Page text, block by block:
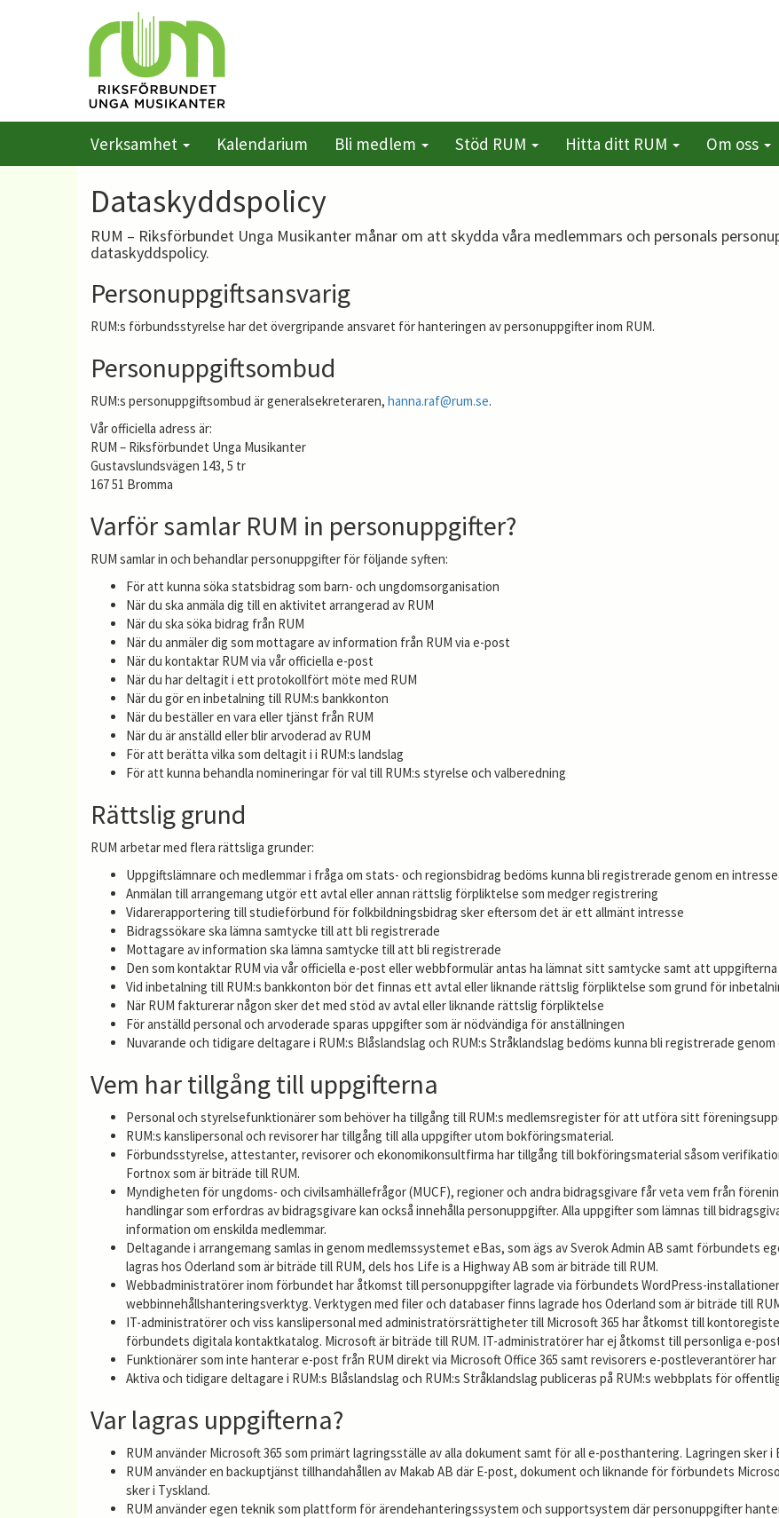
Verksamhet Kalendarium Bli medlem Stöd RUM Hitta ditt RUM Om oss
Dataskyddspolicy
RUM – Riksförbundet Unga Musikanter månar om att skydda våra medlemmars och personals
dataskyddspolicy.
Personuppgiftsansvarig
RUM:s förbundsstyrelse har det övergripande ansvaret för hanteringen av personuppgifter inom RUM.
Personuppgiftsombud
RUM:s personuppgiftsombud är generalsekreteraren, hanna.raf@rum.se.
Vår officiella adress är:
RUM – Riksförbundet Unga Musikanter
Gustavslundsvägen 143, 5 tr
167 51 Bromma
Varför samlar RUM in personuppgifter?
RUM samlar in och behandlar personuppgifter för följande syften:
För att kunna söka statsbidrag som barn- och ungdomsorganisation
När du ska anmäla dig till en aktivitet arrangerad av RUM
När du ska söka bidrag från RUM
När du anmäler dig som mottagare av information från RUM via e-post
När du kontaktar RUM via vår officiella e-post
När du har deltagit i ett protokollfört möte med RUM
När du gör en inbetalning till RUM:s bankkonton
När du beställer en vara eller tjänst från RUM
När du är anställd eller blir arvoderad av RUM
För att berätta vilka som deltagit i i RUM:s landslag
För att kunna behandla nomineringar för val till RUM:s styrelse och valberedning
Rättslig grund
RUM arbetar med flera rättsliga grunder:
Uppgiftslämnare och medlemmar i fråga om stats- och regionsbidrag bedöms kunna bli registrerade genom en
Anmälan till arrangemang utgör ett avtal eller annan rättslig förpliktelse som medger registrering
Vidarerapportering till studieförbund för folkbildningsbidrag sker eftersom det är ett allmänt intresse
Bidragssökare ska lämna samtycke till att bli registrerade
Mottagare av information ska lämna samtycke till att bli registrerade
Den som kontaktar RUM via vår officiella e-post eller webbformulär antas ha lämnat sitt samtycke samt att
Vid inbetalning till RUM:s bankkonton bör det finnas ett avtal eller liknande rättslig förpliktelse som grund för
När RUM fakturerar någon sker det med stöd av avtal eller liknande rättslig förpliktelse
För anställd personal och arvoderade sparas uppgifter som är nödvändiga för anställningen
Nuvarande och tidigare deltagare i RUM:s Blåslandslag och RUM:s Stråklandslag bedöms kunna bli registrerade
Vem har tillgång till uppgifterna
Personal och styrelsefunktionärer som behöver ha tillgång till RUM:s medlemsregister för att utföra sitt
RUM:s kanslipersonal och revisorer har tillgång till alla uppgifter utom bokföringsmaterial.
Förbundsstyrelse, attestanter, revisorer och ekonomikonsultfirma har tillgång till bokföringsmaterial såsom
Fortnox som är biträde till RUM.
Myndigheten för ungdoms- och civilsamhällefrågor (MUCF), regioner och andra bidragsgivare får veta vem från
handlingar som erfordras av bidragsgivare kan också innehålla personuppgifter. Alla uppgifter som lämnas till
information om enskilda medlemmar.
Deltagande i arrangemang samlas in genom medlemssystemet eBas, som ägs av Sverok Admin AB samt förbundets
lagras hos Oderland som är biträde till RUM, dels hos Life is a Highway AB som är biträde till RUM.
Webbadministratörer inom förbundet har åtkomst till personuppgifter lagrade via förbundets WordPress-
webbinnehållshanteringsverktyg. Verktygen med filer och databaser finns lagrade hos Oderland som är biträde till
IT-administratörer och viss kanslipersonal med administratörsrättigheter till Microsoft 365 har åtkomst till
förbundets digitala kontaktkatalog. Microsoft är biträde till RUM. IT-administratörer har ej åtkomst till personliga e-
Funktionärer som inte hanterar e-post från RUM direkt via Microsoft Office 365 samt revisorers e-postleverantörer
Aktiva och tidigare deltagare i RUM:s Blåslandslag och RUM:s Stråklandslag publiceras på RUM:s webbplats för
Var lagras uppgifterna?
RUM använder Microsoft 365 som primärt lagringsställe av alla dokument samt för all e-posthantering. Lagringen sker i
RUM använder en backuptjänst tillhandahållen av Makab AB där E-post, dokument och liknande för förbundets
sker i Tyskland.
RUM använder egen teknik som plattform för ärendehanteringssystem och supportsystem där personuppgifter